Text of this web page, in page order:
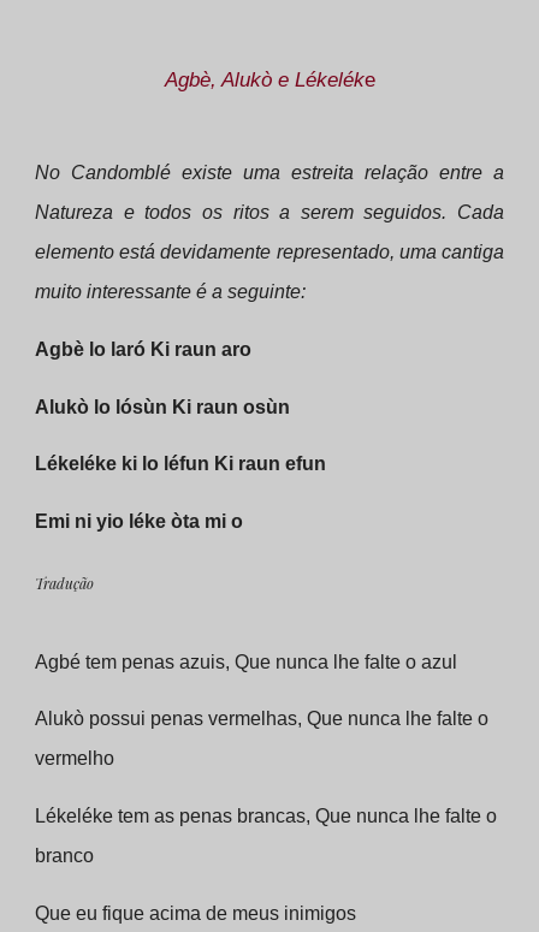
Agbè, Alukò e Lékeléke
No Candomblé existe uma estreita relação entre a
Natureza e todos os ritos a serem seguidos. Cada
elemento está devidamente representado, uma cantiga
muito interessante é a seguinte:
Agbè lo laró Ki raun aro
Alukò lo lósùn Ki raun osùn
Lékeléke ki lo léfun Ki raun efun
Emi ni yio léke òta mi o
Tradução
Agbé tem penas azuis, Que nunca lhe falte o azul
Alukò possui penas vermelhas, Que nunca lhe falte o
vermelho
Lékeléke tem as penas brancas, Que nunca lhe falte o
branco
Que eu fique acima de meus inimigos